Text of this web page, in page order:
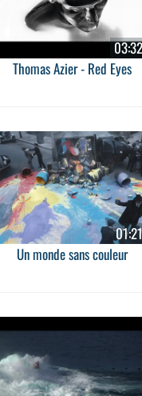
03:32
Thomas Azier - Red Eyes
01:21
Un monde sans couleur